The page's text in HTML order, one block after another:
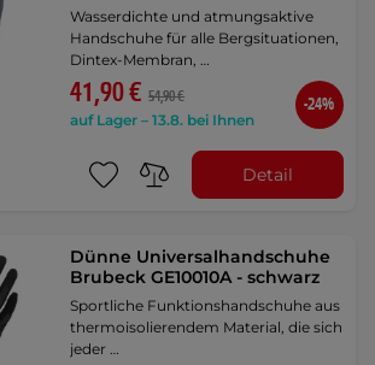
Wasserdichte und atmungsaktive
Handschuhe für alle Bergsituationen,
Dintex-Membran, …
41,90 € 54,90 €
auf Lager – 13.8. bei Ihnen
-24%
Detail
Dünne Universalhandschuhe
Brubeck GE10010A - schwarz
Sportliche Funktionshandschuhe aus
thermoisolierendem Material, die sich
jeder …